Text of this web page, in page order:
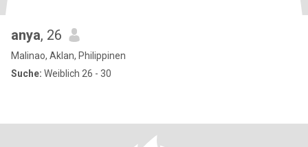
anya, 26
Malinao, Aklan, Philippinen
Suche: Weiblich 26 - 30